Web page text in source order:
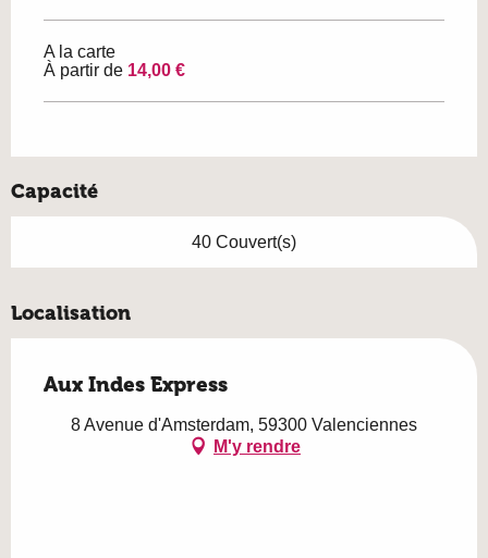
A la carte
À partir de 14,00 €
Capacité
40 Couvert(s)
Localisation
Aux Indes Express
8 Avenue d'Amsterdam, 59300 Valenciennes
M'y rendre